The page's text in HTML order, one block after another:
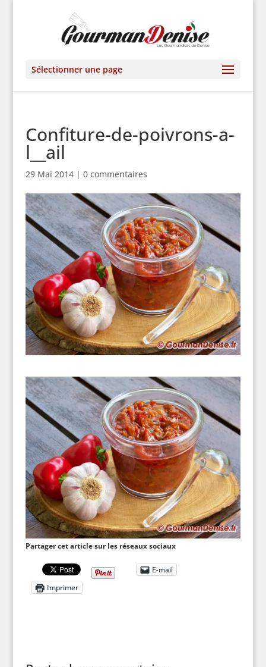
Sélectionner une page
Confiture-de-poivrons-a-
l__ail
29 Mai 2014| 0 commentaires
Partager cet article sur les réseaux sociaux
E-mail
Imprimer